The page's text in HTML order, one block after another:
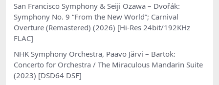
San Francisco Symphony & Seiji Ozawa – Dvořák:
Symphony No. 9 “From the New World”; Carnival
Overture (Remastered) (2026) [Hi-Res 24bit/192KHz
FLAC]
NHK Symphony Orchestra, Paavo Järvi – Bartok:
Concerto for Orchestra / The Miraculous Mandarin Suite
(2023) [DSD64 DSF]